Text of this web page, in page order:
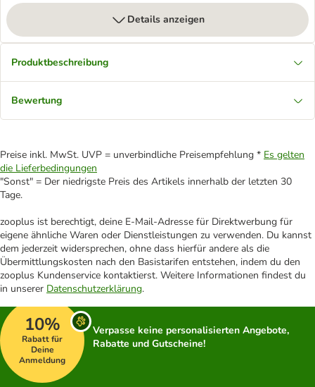
Details anzeigen
Produktbeschreibung
Bewertung
Preise inkl. MwSt. UVP = unverbindliche Preisempfehlung * Es gelten
die Lieferbedingungen
"Sonst" = Der niedrigste Preis des Artikels innerhalb der letzten 30
Tage.
zooplus ist berechtigt, deine E-Mail-Adresse für Direktwerbung für
eigene ähnliche Waren oder Dienstleistungen zu verwenden. Du kannst
dem jederzeit widersprechen, ohne dass hierfür andere als die
Übermittlungskosten nach den Basistarifen entstehen, indem du den
zooplus Kundenservice kontaktierst. Weitere Informationen findest du
in unserer Datenschutzerklärung.
10%
Rabatt für
Deine
Anmeldung
Verpasse keine personalisierten Angebote,
Rabatte und Gutscheine!